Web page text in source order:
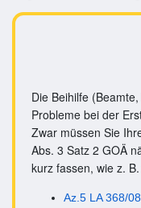
Die Beihilfe
Probleme bei der
Zwar müssen Sie
Abs. 3 Satz 2 GOÄ
kurz fassen, wie z.
Az.5 LA 368/08